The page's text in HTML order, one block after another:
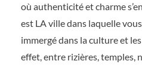
où authenticité et charme
est LA ville dans laquelle
immergé dans la culture et
effet, entre rizières, temples,